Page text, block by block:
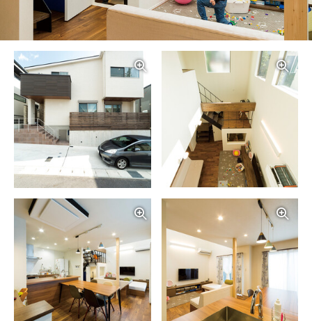
写真を拡大する
写真を拡大する